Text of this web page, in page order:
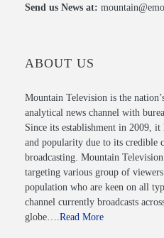
Send us News at:
ABOUT US
Mountain Television is the
analytical news channel with
Since its establishment in 2009,
and popularity due to its credible
broadcasting. Mountain Television
targeting various group of
population who are keen on all
channel currently broadcasts
globe…. Read More